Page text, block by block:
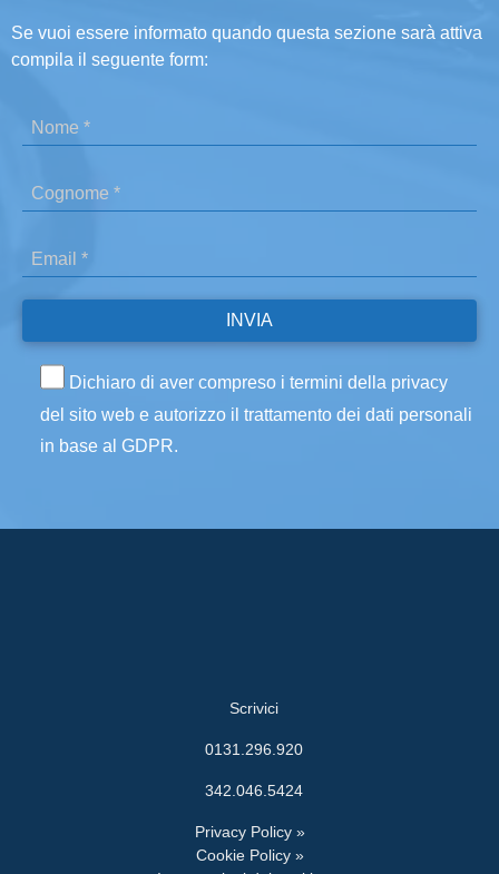
Se vuoi essere informato quando questa sezione sarà attiva
compila il seguente form:
Dichiaro di aver compreso i termini della privacy
del sito web e autorizzo il trattamento dei dati personali
in base al GDPR.
Scrivici
0131.296.920
342.046.5424
Privacy Policy »
Cookie Policy »